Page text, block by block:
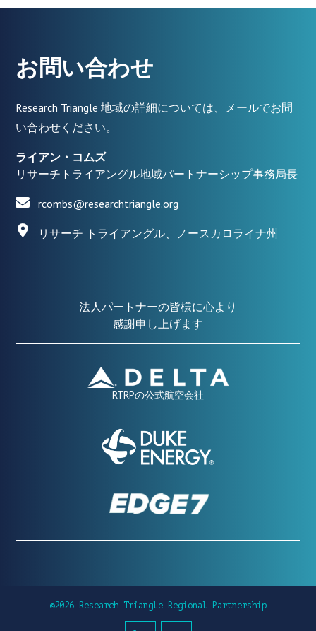
お問い合わせ
Research Triangle 地域の詳細については、メールでお問
い合わせください。
ライアン・コムズ
リサーチトライアングル地域パートナーシップ事務局長
rcombs@researchtriangle.org
リサーチ トライアングル、ノースカロライナ州
法人パートナーの皆様に心より
感謝申し上げます
RTRPの公式航空会社
©2026 Research Triangle Regional Partnership